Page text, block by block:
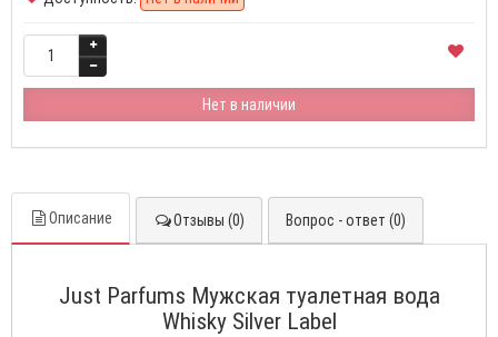
Нет в наличии
Описание Отзывы (0) Вопрос - ответ (0)
Just Parfums Мужская туалетная вода
Whisky Silver Label